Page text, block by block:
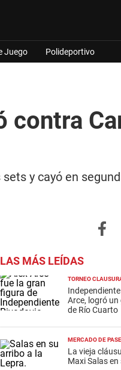
Juego Polideportivo
contra
y cayó en
LAS MÁS LEÍDAS
TORNEO
Arce, logró
de Río Cuarto
MERCADO DE
La vieja
Maxi Salas